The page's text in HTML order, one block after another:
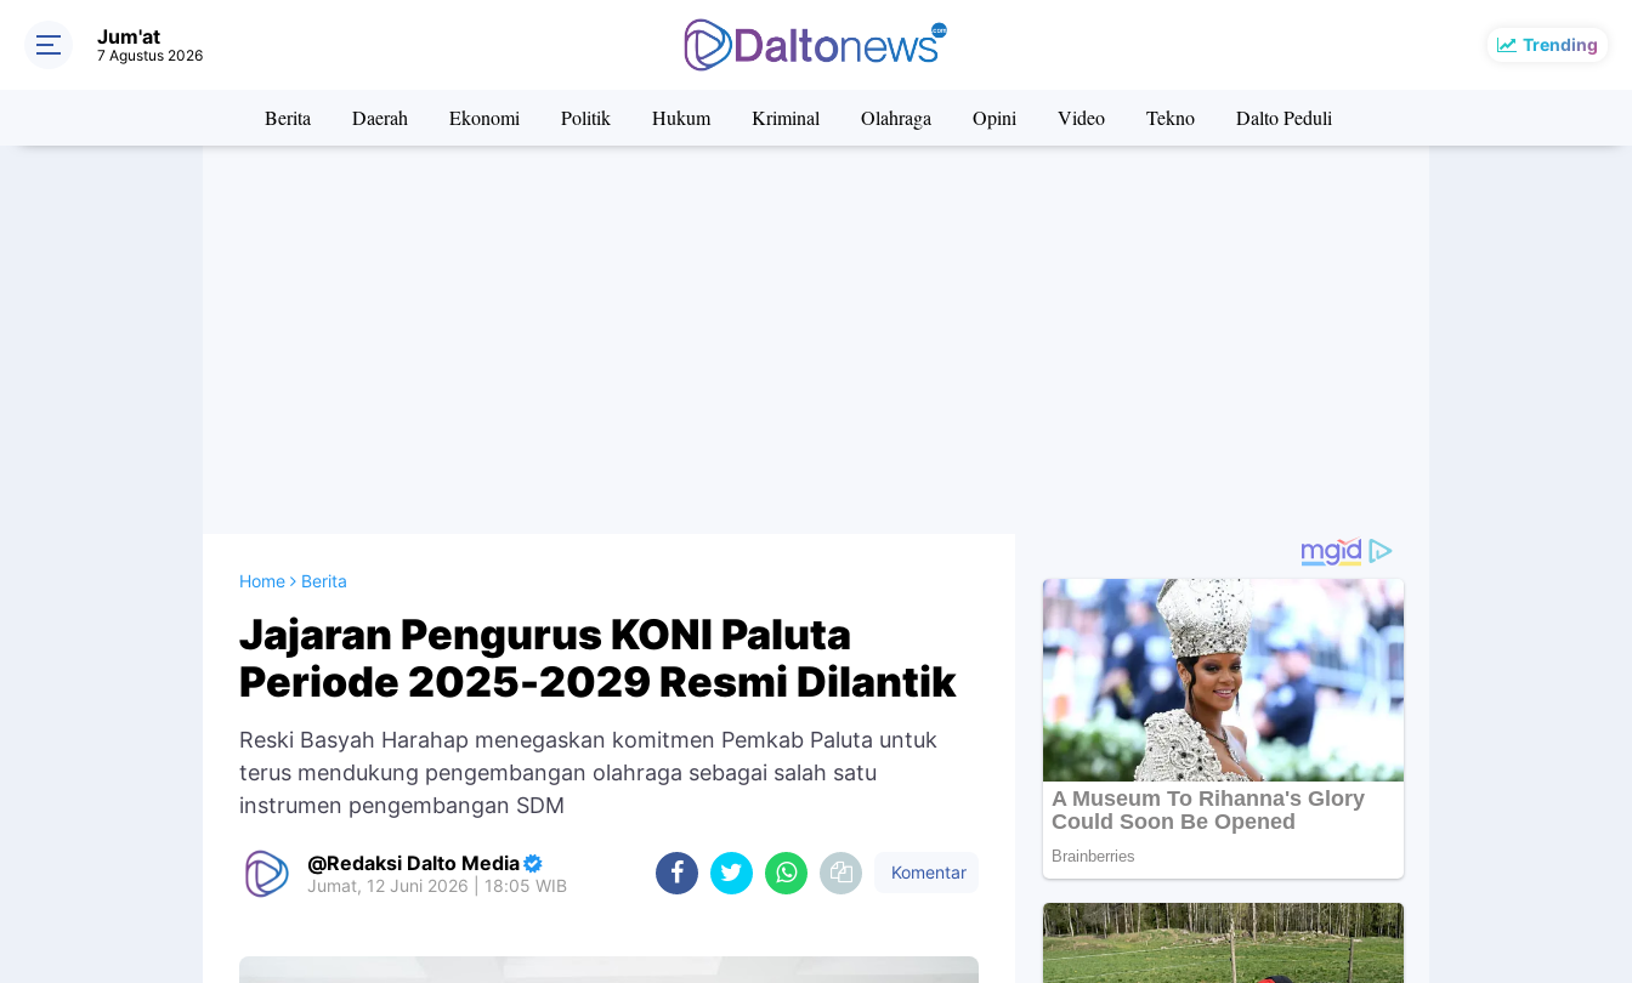
Trending
Jum'at
7 Agustus 2026
Berita Daerah Ekonomi Politik Hukum Kriminal Olahraga Opini Video Tekno Dalto Peduli
Home Berita
Jajaran Pengurus KONI Paluta
Periode 2025-2029 Resmi Dilantik
Reski Basyah Harahap menegaskan komitmen Pemkab Paluta untuk
terus mendukung pengembangan olahraga sebagai salah satu
instrumen pengembangan SDM
Redaksi Dalto Media
Jumat, 12 Juni 2026 | 18:05 WIB
Komentar